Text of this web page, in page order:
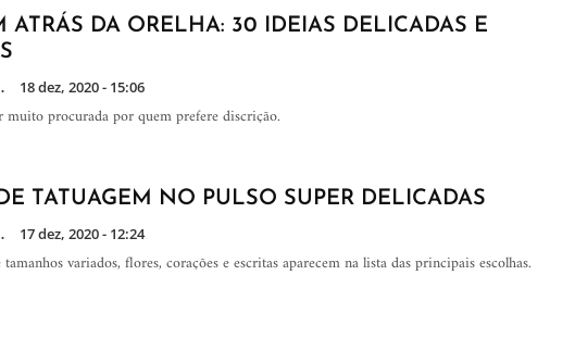
ATRÁS DA ORELHA: 30 IDEIAS DELICADAS E
18 dez, 2020 - 15:06
muito procurada por quem prefere discrição.
TATUAGEM NO PULSO SUPER DELICADAS
17 dez, 2020 - 12:24
variados, flores, corações e escritas aparecem na lista das principais escolhas.